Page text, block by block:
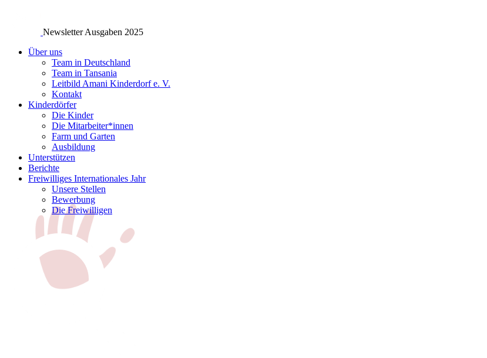
Newsletter Ausgaben 2025
Über uns
Team in Deutschland
Team in Tansania
Leitbild Amani Kinderdorf e. V.
Kontakt
Kinderdörfer
Die Kinder
Die Mitarbeiter*innen
Farm und Garten
Ausbildung
Unterstützen
Berichte
Freiwilliges Internationales Jahr
Unsere Stellen
Bewerbung
Die Freiwilligen